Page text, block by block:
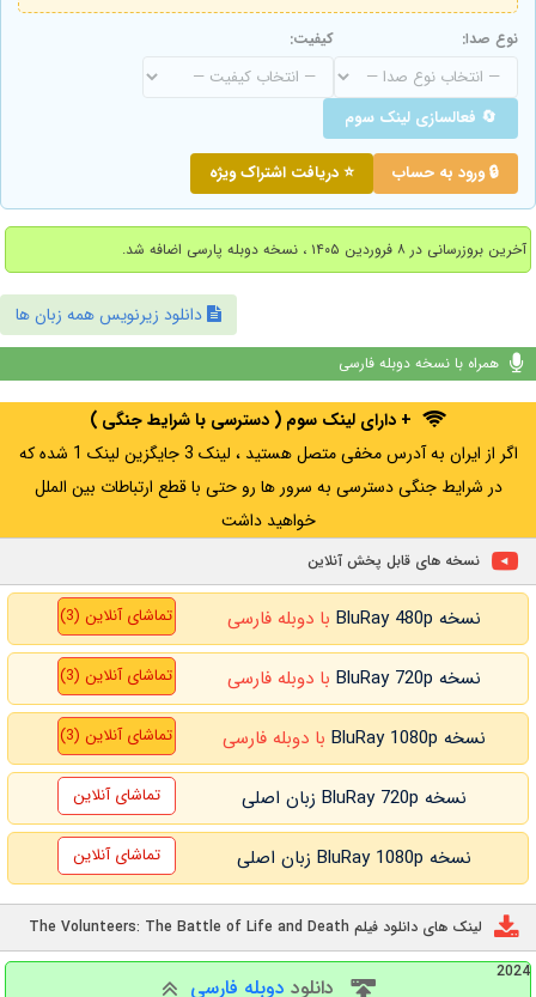
نوع صدا: کیفیت:
🔄 فعالسازی لینک سوم
🔒 ورود به حساب ⭐ دریافت اشتراک ویژه
آخرین بروزرسانی در ۸ فروردین ۱۴۰۵ ، نسخه دوبله پارسی اضافه شد.
دانلود زیرنویس همه زبان ها
همراه با نسخه دوبله فارسی
+ دارای لینک سوم ( دسترسی با شرایط جنگی )
اگر از ایران به آدرس مخفی متصل هستید ، لینک 3 جایگزین لینک 1 شده که
در شرایط جنگی دسترسی به سرور ها رو حتی با قطع ارتباطات بین الملل
خواهید داشت
نسخه های قابل پخش آنلاین
نسخه BluRay 480p با دوبله فارسی تماشای آنلاین (3)
نسخه BluRay 720p با دوبله فارسی تماشای آنلاین (3)
نسخه BluRay 1080p با دوبله فارسی تماشای آنلاین (3)
نسخه BluRay 720p زبان اصلی تماشای آنلاین
نسخه BluRay 1080p زبان اصلی تماشای آنلاین
لینک های دانلود فیلم The Volunteers: The Battle of Life and Death
2024
دانلود دوبله فارسی